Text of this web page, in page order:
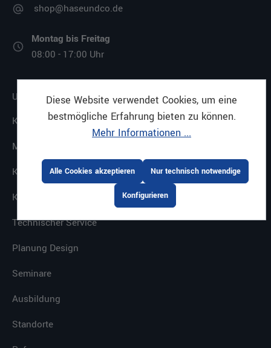
shop@haseundco.de
Montag bis Freitag
08:00 - 17:00 Uhr
UNTERNEHMEN
Karriere
Mietservice
Kaffeesystem
Keyaccount
Technischer Service
Planung Design
Seminare
Ausbildung
Standorte
Diese Website verwendet Cookies, um eine
bestmögliche Erfahrung bieten zu können.
Mehr Informationen ...
Nur technisch notwendige
Konfigurieren
Alle Cookies akzeptieren